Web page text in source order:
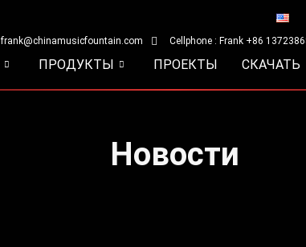
frank@chinamusicfountain.com Cellphone : Frank +86
ПРОДУКТЫ ПРОЕКТЫ СКАЧАТЬ
Новости